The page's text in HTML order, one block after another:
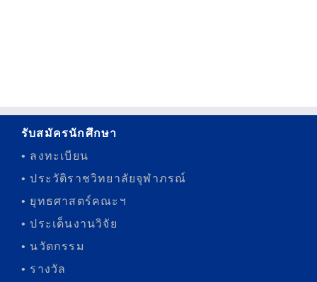
รับสมัครนักศึกษา
• ลงทะเบียน
• ประวัติราชวิทยาลัยจุฬาภรณ์
• ยุทธศาสตร์คณะฯ
• ประเด็นงานวิจัย
• นวัตกรรม
• รางวัล